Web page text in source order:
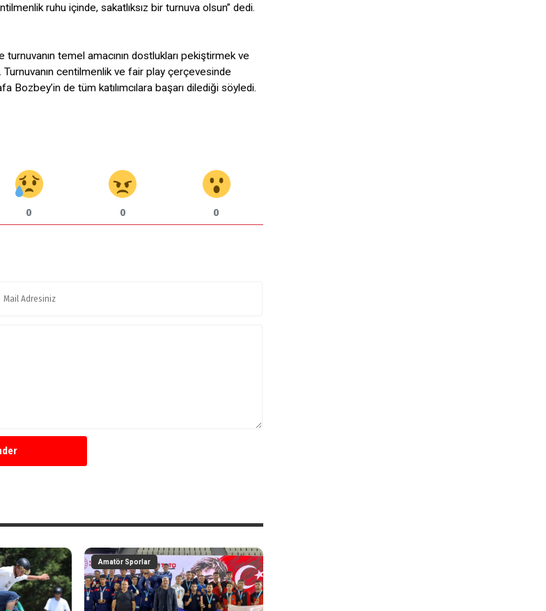
ruhu içinde, sakatlıksız bir turnuva olsun” dedi.
temel amacının dostlukları pekiştirmek ve
centilmenlik ve fair play çerçevesinde
de tüm katılımcılara başarı dilediği söyledi.
0 0 0
Amatör Sporlar